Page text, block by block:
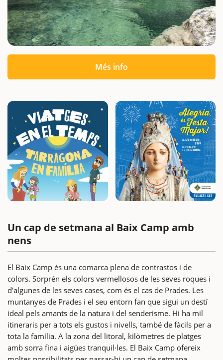
Més info
Un cap de setmana al Baix Camp amb
nens
El Baix Camp és una comarca plena de contrastos i de
colors. Sorprén els colors vermellosos de les seves roques i
d'algunes de les seves cases, com és el cas de Prades. Les
muntanyes de Prades i el seu entorn fan que sigui un destí
ideal pels amants de la natura i del senderisme. Hi ha mil
itineraris per a tots els gustos i nivells, també de fàcils per a
tota la família. A la zona del litoral, kilòmetres de platges
amb sorra fina i aigües tranquil·les. El Baix Camp ofereix